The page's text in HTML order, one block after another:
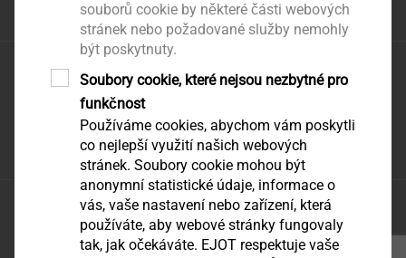
na začátek stránky
EJOT CZ, s.r.o.
Zděbradská 65
251 01 Říčany – Jažlovice
infoCZ@ejot.com
Ochrana údajů
tisk stránky
souborů cookie by některé části webových
stránek nebo požadované služby nemohly
být poskytnuty.
Soubory cookie, které nejsou nezbytné pro
funkčnost
Používáme cookies, abychom vám poskytli
co nejlepší využití našich webových
stránek. Soubory cookie mohou být
anonymní statistické údaje, informace o
vás, vaše nastavení nebo zařízení, která
používáte, aby webové stránky fungovaly
tak, jak očekáváte. EJOT respektuje vaše